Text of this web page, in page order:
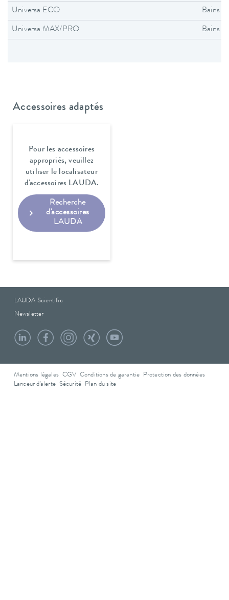
Universa ECO Bains
Universa MAX/PRO Bains
Accessoires adaptés
Pour les accessoires
appropriés, veuillez
utiliser le localisateur
d'accessoires LAUDA.
Recherche
d'accessoires
LAUDA
LAUDA Scientific
Newsletter
Mentions légales CGV Conditions de garantie
Protection des données
Lanceur d'alerte Sécurité Plan du site